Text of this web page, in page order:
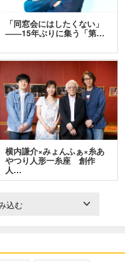
「同窓会にはしたくない」
――15年ぶりに集う「第…
横内謙介×みょんふぁ×糸あ
やつり人形一糸座 創作
人…
込む